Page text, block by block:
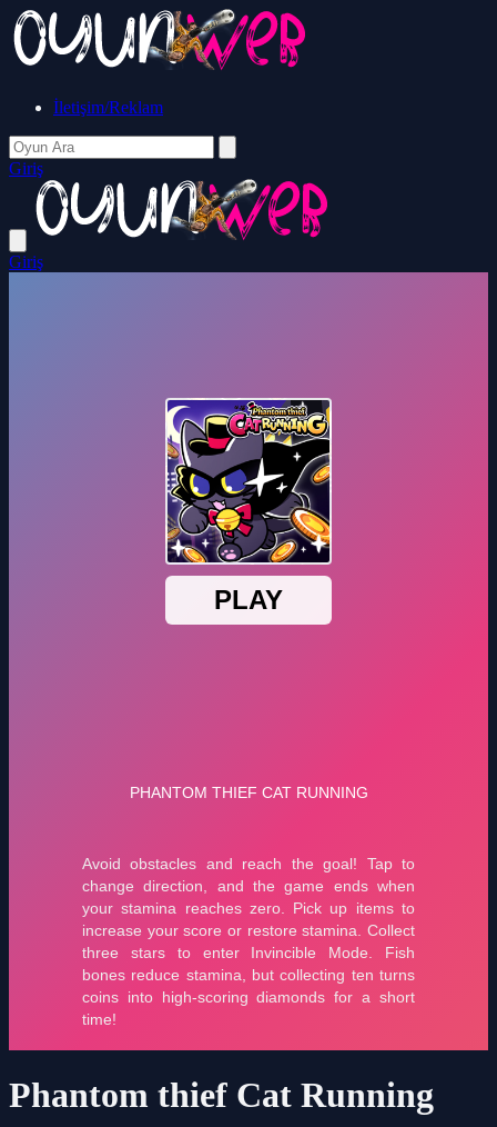
İletişim/Reklam
Giriş
Giriş
Phantom thief Cat Running